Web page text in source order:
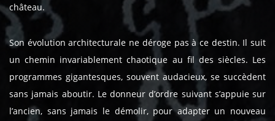
château.
Son évolution architecturale ne déroge pas à ce destin. Il suit
un chemin invariablement chaotique au fil des siècles. Les
programmes gigantesques, souvent audacieux, se succèdent
sans jamais aboutir. Le donneur d’ordre suivant s’appuie sur
l’ancien, sans jamais le démolir, pour adapter un nouveau